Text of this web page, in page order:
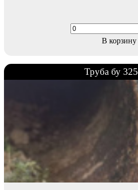
В корзину
Труба бу 325